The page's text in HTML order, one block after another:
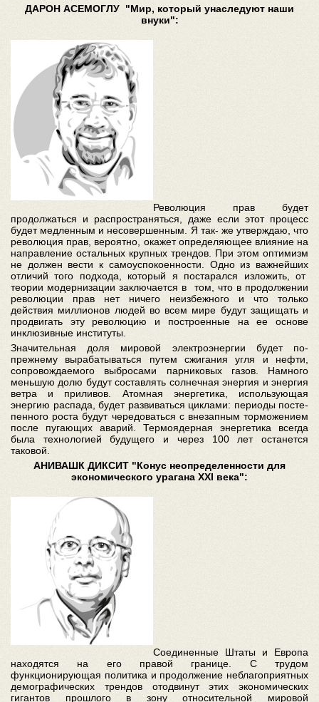
ДАРОН АСЕМОГЛУ "Мир, который унаследуют наши
внуки":
Революция прав будет
продолжаться и распространяться, даже если этот процесс
будет медленным и несовершенным. Я так- же утверждаю, что
революция прав, вероятно, окажет определяющее влияние на
направление остальных крупных трендов. При этом оптимизм
не должен вести к самоуспокоенности. Одно из важнейших
отличий того подхода, который я постарался изложить, от
теории модернизации заключается в том, что в продолжении
революции прав нет ничего неизбежного и что только
действия миллионов людей во всем мире будут защищать и
продвигать эту революцию и построенные на ее основе
инклюзивные институты.
Значительная доля мировой электроэнергии будет по-
прежнему вырабатываться путем сжигания угля и нефти,
сопровождаемого выбросами парниковых газов. Намного
меньшую долю будут составлять солнечная энергия и энергия
ветра и приливов. Атомная энергетика, использующая
энергию распада, будет развиваться циклами: периоды посте-
пенного роста будут чередоваться с внезапным торможением
после пугающих аварий. Термоядерная энергетика всегда
была технологией будущего и через 100 лет останется
таковой.
АНИВАШК ДИКСИТ "Конус неопределенности для
экономического урагана XXI века":
Соединенные Штаты и Европа
находятся на его правой границе. С трудом
функционирующая политика и продолжение неблагоприятных
демографических трендов отодвинут этих экономических
гигантов прошлого в зону относительной мировой